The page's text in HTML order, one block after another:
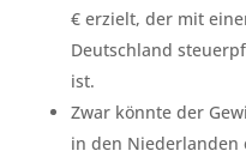
€ erzielt, der mit
Deutschland
ist.
Zwar könnte der
in den Niederlanden